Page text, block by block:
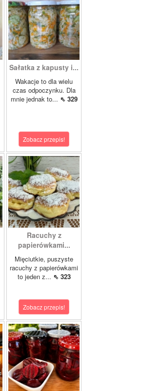
Sałatka z kapusty i...
Wakacje to dla wielu
czas odpoczynku. Dla
mnie jednak to... ⇖ 329
Zobacz przepis!
Racuchy z
papierówkami...
Mięciutkie, puszyste
racuchy z papierówkami
to jeden z... ⇖ 323
Zobacz przepis!